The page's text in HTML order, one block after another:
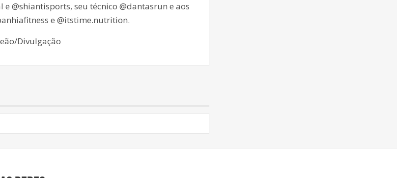
@shiantisports, seu técnico @dantasrun e aos
e @itstime.nutrition.
Divulgação